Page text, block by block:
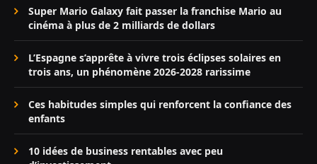
Super Mario Galaxy fait passer la franchise Mario au
cinéma à plus de 2 milliards de dollars
L’Espagne s’apprête à vivre trois éclipses solaires en
trois ans, un phénomène 2026-2028 rarissime
Ces habitudes simples qui renforcent la confiance des
enfants
10 idées de business rentables avec peu